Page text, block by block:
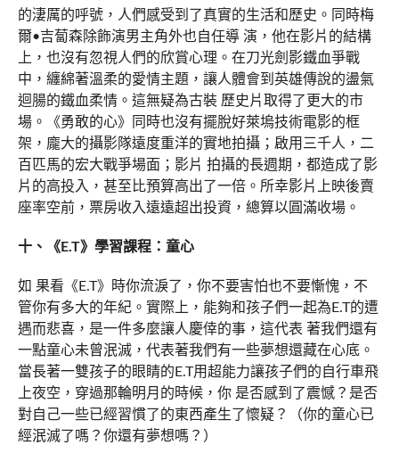
的淒厲的呼號，人們感受到了真實的生活和歷史。同時梅
爾•吉蔔森除飾演男主角外也自任導 演，他在影片的結構
上，也沒有忽視人們的欣賞心理。在刀光劍影鐵血爭戰
中，纏綿著溫柔的愛情主題，讓人體會到英雄傳說的盪氣
迴腸的鐵血柔情。這無疑為古裝 歷史片取得了更大的市
場。《勇敢的心》同時也沒有擺脫好萊塢技術電影的框
架，龐大的攝影隊遠度重洋的實地拍攝；啟用三千人，二
百匹馬的宏大戰爭場面；影片 拍攝的長週期，都造成了影
片的高投入，甚至比預算高出了一倍。所幸影片上映後賣
座率空前，票房收入遠遠超出投資，總算以圓滿收場。
十、《E.T》學習課程：童心
如 果看《E.T》時你流淚了，你不要害怕也不要慚愧，不
管你有多大的年紀。實際上，能夠和孩子們一起為E.T的遭
遇而悲喜，是一件多麼讓人慶倖的事，這代表 著我們還有
一點童心未曾泯滅，代表著我們有一些夢想還藏在心底。
當長著一雙孩子的眼睛的E.T用超能力讓孩子們的自行車飛
上夜空，穿過那輪明月的時候，你 是否感到了震憾？是否
對自己一些已經習慣了的東西產生了懷疑？（你的童心已
經泯滅了嗎？你還有夢想嗎？）